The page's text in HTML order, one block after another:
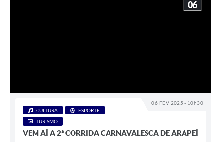
06 FEV 2025 - 10h30
06
CULTURA
ESPORTE
TURISMO
VEM AÍ A 2ª CORRIDA CARNAVALESCA DE ARAPEÍ